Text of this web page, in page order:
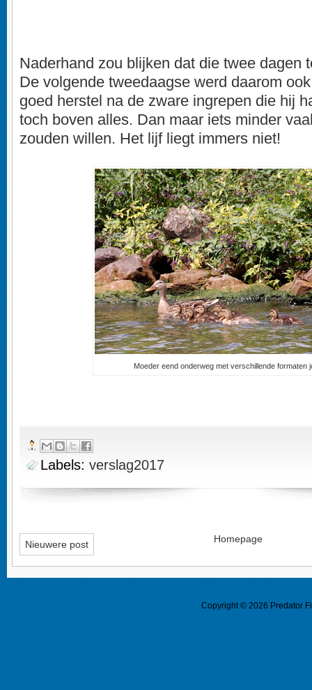
Naderhand zou blijken dat die twee dagen
De volgende tweedaagse werd daarom
goed herstel na de zware ingrepen die hij
toch boven alles. Dan maar iets minder
zouden willen. Het lijf liegt immers niet!
Moeder eend onderweg met verschillende formaten
Labels: verslag2017
Nieuwere post Homepage
Copyright © 2026 Predator